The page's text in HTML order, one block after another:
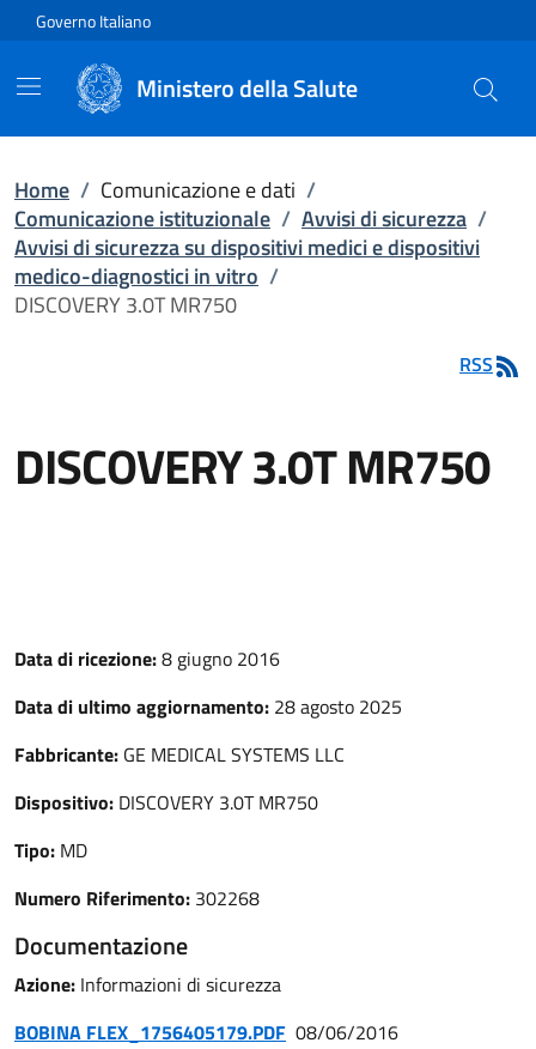
Vai direttamente al contenuto
Governo Italiano
Ministero della Salute
Home / Comunicazione e dati /
Comunicazione istituzionale / Avvisi di sicurezza /
Avvisi di sicurezza su dispositivi medici e dispositivi
medico-diagnostici in vitro /
DISCOVERY 3.0T MR750
RSS
DISCOVERY 3.0T MR750
Data di ricezione:8 giugno 2016
Data di ultimo aggiornamento: 28 agosto 2025
Fabbricante: GE MEDICAL SYSTEMS LLC
Dispositivo: DISCOVERY 3.0T MR750
Tipo: MD
Numero Riferimento: 302268
Documentazione
Azione: Informazioni di sicurezza
BOBINA FLEX_1756405179.PDF 08/06/2016